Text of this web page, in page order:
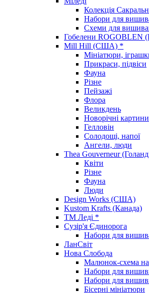
Колекція
Набори для
Схеми для
Гобелени ROGOBLEN
Mill Hill (США) *
Мініатюри,
Прикраси, підвіси
Фауна
Різне
Пейзажі
Флора
Великдень
Новорічні картини
Гелловін
Солодощі, напої
Ангели, люди
Thea Gouverneur
Квіти
Різне
Фауна
Люди
Design Works (США)
Kustom Krafts (Канада)
ТМ Леді *
Сузір'я Єдинорога
Набори для
ЛанСвіт
Нова Слобода
Малюнок-схема
Набори для
Набори для
Бісерні мініатюри